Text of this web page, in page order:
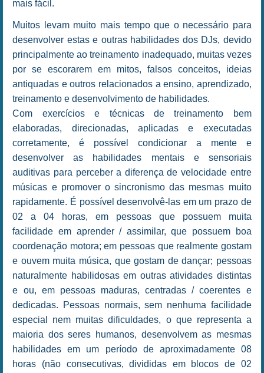
mais fácil.
Muitos levam muito mais tempo que o necessário para
desenvolver estas e outras habilidades dos DJs, devido
principalmente ao treinamento inadequado, muitas vezes
por se escorarem em mitos, falsos conceitos, ideias
antiquadas e outros relacionados a ensino, aprendizado,
treinamento e desenvolvimento de habilidades.
Com exercícios e técnicas de treinamento bem
elaboradas, direcionadas, aplicadas e executadas
corretamente, é possível condicionar a mente e
desenvolver as habilidades mentais e sensoriais
auditivas para perceber a diferença de velocidade entre
músicas e promover o sincronismo das mesmas muito
rapidamente. É possível desenvolvê-las em um prazo de
02 a 04 horas, em pessoas que possuem muita
facilidade em aprender / assimilar, que possuem boa
coordenação motora; em pessoas que realmente gostam
e ouvem muita música, que gostam de dançar; pessoas
naturalmente habilidosas em outras atividades distintas
e ou, em pessoas maduras, centradas / coerentes e
dedicadas. Pessoas normais, sem nenhuma facilidade
especial nem muitas dificuldades, o que representa a
maioria dos seres humanos, desenvolvem as mesmas
habilidades em um período de aproximadamente 08
horas (não consecutivas, divididas em blocos de 02